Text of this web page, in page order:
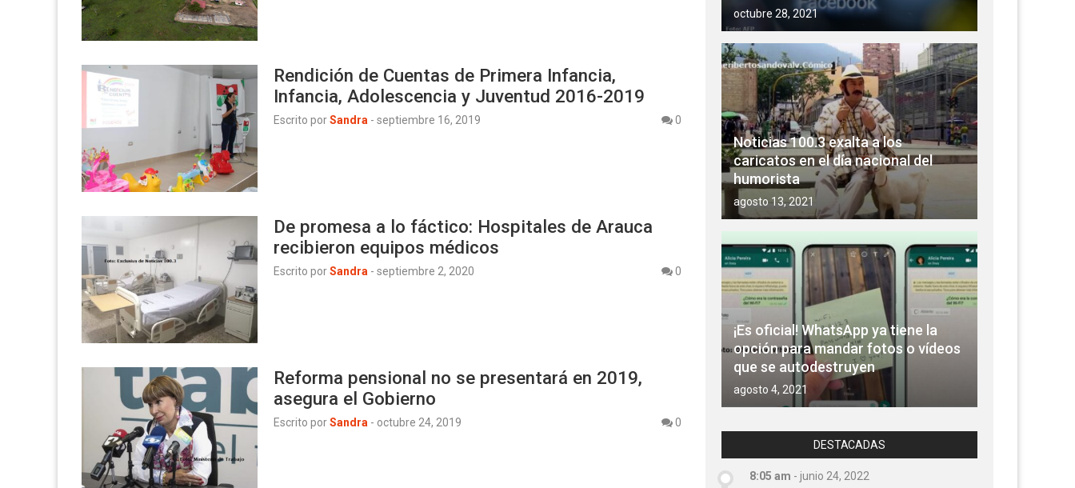
Rendición de Cuentas de Primera Infancia,
Infancia, Adolescencia y Juventud 2016-2019
Escrito porSandra - septiembre 16, 2019 0
De promesa a lo fáctico: Hospitales de Arauca
recibieron equipos médicos
Escrito porSandra - septiembre 2, 2020 0
Reforma pensional no se presentará en 2019,
asegura el Gobierno
Escrito porSandra - octubre 24, 2019 0
octubre 28, 2021
Noticias 100.3 exalta a los
caricatos en el día nacional del
humorista
agosto 13, 2021
¡Es oficial! WhatsApp ya tiene la
opción para mandar fotos o vídeos
que se autodestruyen
agosto 4, 2021
DESTACADAS
8:05 am - junio 24, 2022